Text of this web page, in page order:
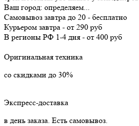
Ваш город: определяем...
Самовывоз завтра до 20 - бесплатно
Курьером завтра - от 290 руб
В регионы РФ 1-4 дня - от 400 руб
Оригинальная техника
со скидками до 30%
Экспресс-доставка
в день заказа. Есть самовывоз.